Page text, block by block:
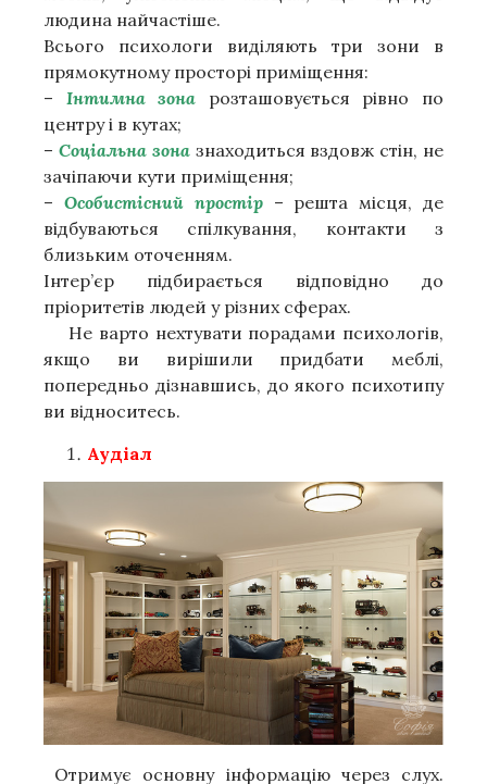
людина найчастіше.
Всього психологи виділяють три зони в
прямокутному просторі приміщення:
– Інтимна зона розташовується рівно по
центру і в кутах;
– Соціальна зоназнаходиться вздовж стін, не
зачіпаючи кути приміщення;
– Особистісний простір– решта місця, де
відбуваються спілкування, контакти з
близьким оточенням.
Інтер’єр підбирається відповідно до
пріоритетів людей у ​​різних сферах.
Не варто нехтувати порадами психологів,
якщо ви вирішили придбати меблі,
попередньо дізнавшись, до якого психотипу
ви відноситесь.
Аудіал
Отримує основну інформацію через слух.